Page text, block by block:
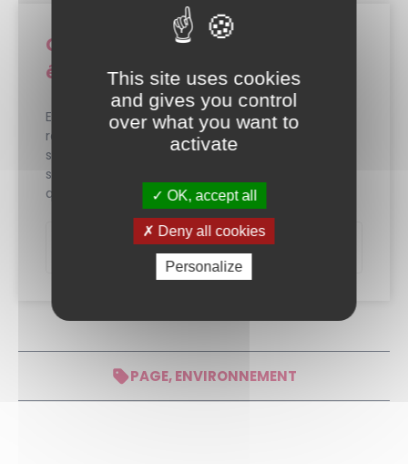
Charte pour des événements
éco-responsables
En 2024, la Ville a mis en place 21 actions
réparties dans 7 engagements dont elle
s’engage à respecter au minimum 14, pour que
ses évènements soient respectueux des
quevillais et de l’environnement.
Cliquez ici pour la découvrir
PAGE, ENVIRONNEMENT
This site uses cookies
and gives you control
over what you want to
activate
OK, accept all
Deny all cookies
Personalize